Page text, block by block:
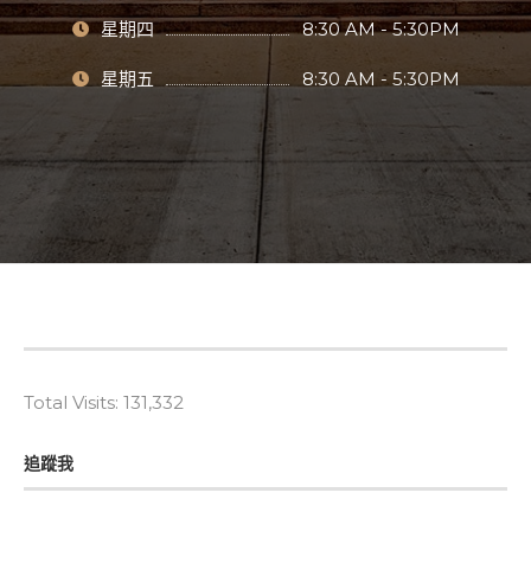
星期四 8:30 AM - 5:30PM
星期五 8:30 AM - 5:30PM
Total Visits: 131,332
追蹤我